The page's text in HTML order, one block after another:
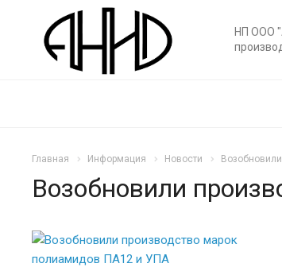
НП ООО
Главная Информация Новости
Возобновили